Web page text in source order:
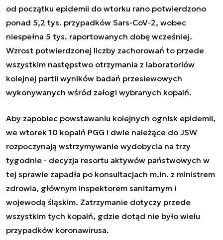
od początku epidemii do wtorku rano potwierdzono
ponad 5,2 tys. przypadków Sars-CoV-2, wobec
niespełna 5 tys. raportowanych dobę wcześniej.
Wzrost potwierdzonej liczby zachorowań to przede
wszystkim następstwo otrzymania z laboratoriów
kolejnej partii wyników badań przesiewowych
wykonywanych wśród załogi wybranych kopalń.
Aby zapobiec powstawaniu kolejnych ognisk epidemii,
we wtorek 10 kopalń PGG i dwie należące do JSW
rozpoczynają wstrzymywanie wydobycia na trzy
tygodnie - decyzja resortu aktywów państwowych w
tej sprawie zapadła po konsultacjach m.in. z ministrem
zdrowia, głównym inspektorem sanitarnym i
wojewodą śląskim. Zatrzymanie dotyczy przede
wszystkim tych kopalń, gdzie dotąd nie było wielu
przypadków koronawirusa.